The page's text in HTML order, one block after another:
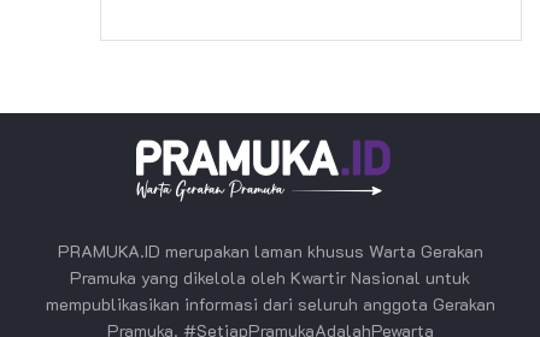
PRAMUKA.ID merupakan laman khusus Warta Gerakan
Pramuka yang dikelola oleh Kwartir Nasional untuk
mempublikasikan informasi dari seluruh anggota Gerakan
Pramuka. #SetiapPramukaAdalahPewarta